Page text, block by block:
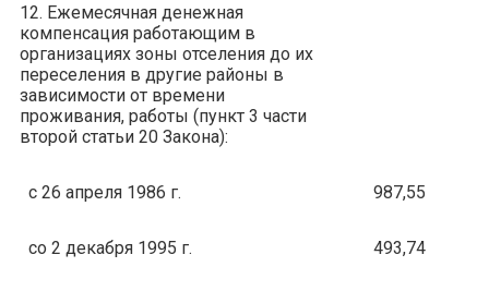
12. Ежемесячная денежная
компенсация работающим в
организациях зоны отселения до их
переселения в другие районы в
зависимости от времени
проживания, работы (пункт 3 части
второй статьи 20 Закона):
с 26 апреля 1986 г. 987,55
со 2 декабря 1995 г. 493,74